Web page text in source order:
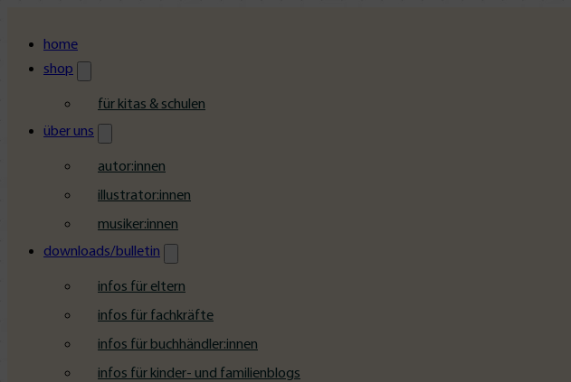
home
shop
für kitas & schulen
über uns
autor:innen
illustrator:innen
musiker:innen
downloads/bulletin
infos für eltern
infos für fachkräfte
infos für buchhändler:innen
infos für kinder- und familienblogs